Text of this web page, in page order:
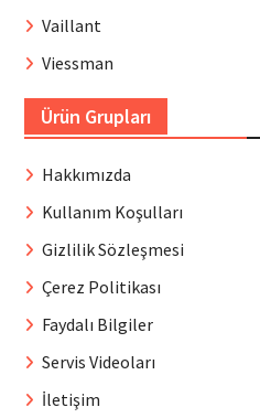
Vaillant
Viessman
Ürün Grupları
Hakkımızda
Kullanım Koşulları
Gizlilik Sözleşmesi
Çerez Politikası
Faydalı Bilgiler
Servis Videoları
İletişim